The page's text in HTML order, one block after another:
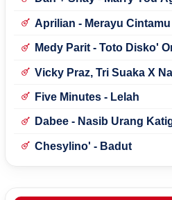
Aprilian - Merayu Cintamu
Medy Parit - Toto Disko'
Vicky Praz, Tri Suaka X
Five Minutes - Lelah
Dabee - Nasib Urang
Chesylino' - Badut